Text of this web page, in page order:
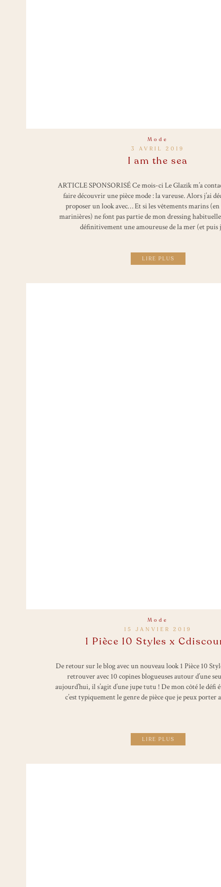
LIRE PLUS
ARTICLE SPONSORISÉ Ce mois-ci Le Glazik m’a
faire découvrir une pièce mode : la vareuse. Alors j’ai
proposer un look avec… Et si les vêtements marins (en
marinières) ne font pas partie de mon dressing
définitivement une amoureuse de la mer (et
3 AVRIL 2019
I am the sea
Mode
LIRE PLUS
De retour sur le blog avec un nouveau look 1 Pièce 10
retrouver avec 10 copines blogueuses autour d’une
aujourd’hui, il s’agit d’une jupe tutu ! De mon côté le défi
c’est typiquement le genre de pièce que je peux porter
15 JANVIER 2019
1 Pièce 10 Styles x
Mode